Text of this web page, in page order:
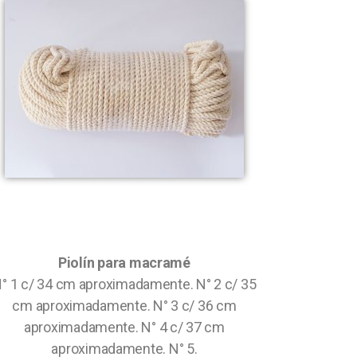
Piolín para macramé
1 c/ 34 cm aproximadamente. N° 2 c/ 35
cm aproximadamente. N° 3 c/ 36 cm
aproximadamente. N° 4 c/ 37 cm
aproximadamente. N° 5.